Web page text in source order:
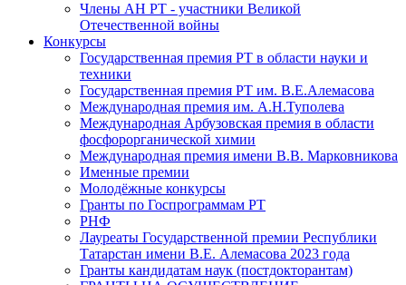
Члены АН РТ - участники Великой
Отечественной войны
Конкурсы
Государственная премия РТ в области науки и
техники
Государственная премия РТ им. В.Е.Алемасова
Международная премия им. А.Н.Туполева
Международная Арбузовская премия в области
фосфорорганической химии
Международная премия имени В.В. Марковникова
Именные премии
Молодёжные конкурсы
Гранты по Госпрограммам РТ
РНФ
Лауреаты Государственной премии Республики
Татарстан имени В.Е. Алемасова 2023 года
Гранты кандидатам наук (постдокторантам)